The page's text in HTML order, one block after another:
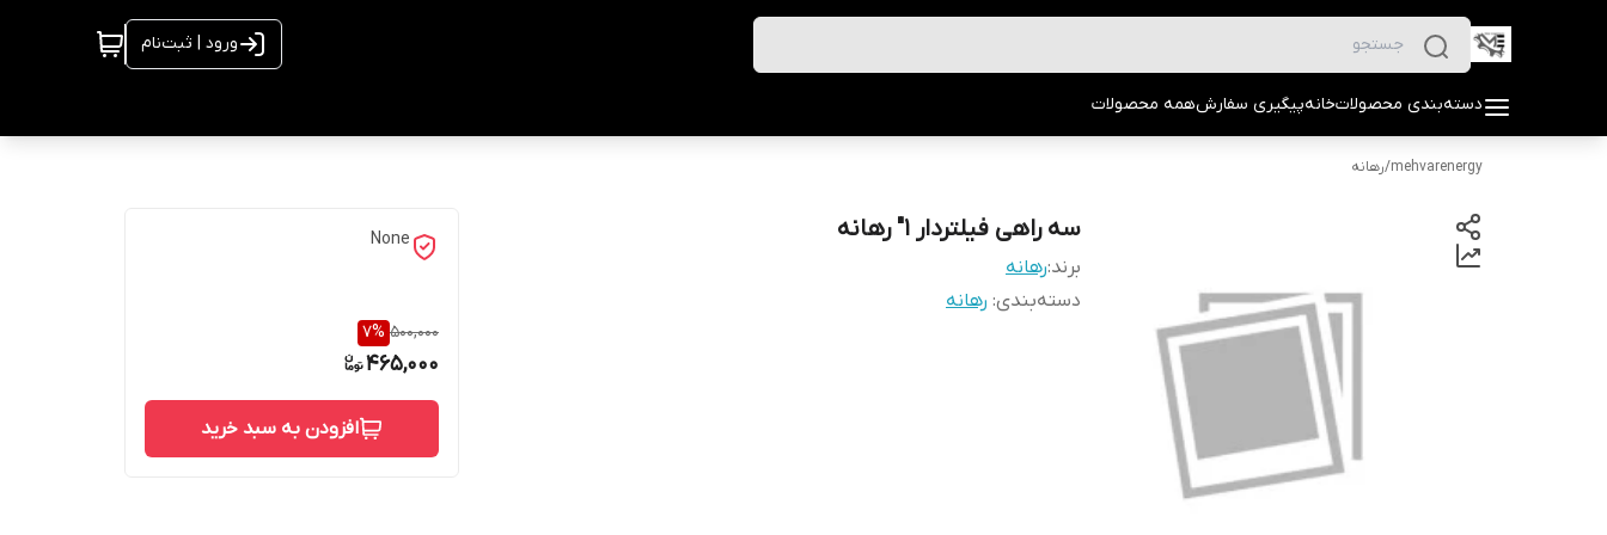
ورود | ثبت‌نام
دسته‌بندی محصولاتخانهپیگیری سفارشهمه محصولات
mehvarenergy
/رهانه
سه راهی فیلتردار 1" رهانه
برند:رهانه
دسته‌بندی: رهانه
None
500,000
7%
465,000
افزودن به سبد خرید